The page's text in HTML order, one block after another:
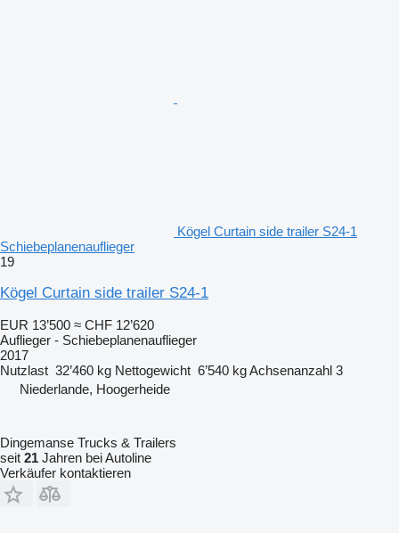
Kögel Curtain side trailer S24-1
Schiebeplanenauflieger
19
Kögel Curtain side trailer S24-1
EUR 13’500 ≈ CHF 12’620
Auflieger - Schiebeplanenauflieger
2017
Nutzlast 32’460 kg Nettogewicht 6’540 kgAchsenanzahl 3
Niederlande, Hoogerheide
Dingemanse Trucks & Trailers
seit 21 Jahren bei Autoline
Verkäufer kontaktieren